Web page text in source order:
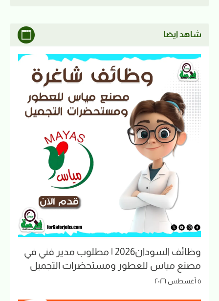
شاهد ايضا
وظائف السودان2026 | مطلوب مدير فني في
مصنع مياس للعطور ومستحضرات التجميل
٥ أغسطس ٢٠٢٦